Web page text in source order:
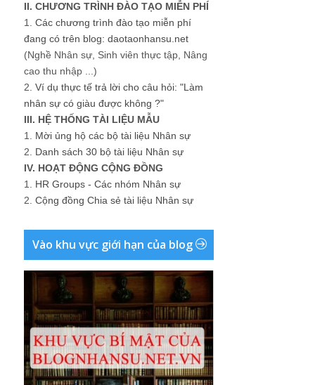
II. CHƯƠNG TRÌNH ĐÀO TẠO MIỄN PHÍ
1. Các chương trình đào tạo miễn phí
đang có trên blog: daotaonhansu.net
(Nghề Nhân sự, Sinh viên thực tập, Nâng
cao thu nhập ...)
2. Ví dụ thực tế trả lời cho câu hỏi: "Làm
nhân sự có giàu được không ?"
III. HỆ THỐNG TÀI LIỆU MẪU
1. Mời ủng hộ các bộ tài liệu Nhân sự
2. Danh sách 30 bộ tài liệu Nhân sự
IV. HOẠT ĐỘNG CỘNG ĐỒNG
1. HR Groups - Các nhóm Nhân sự
2. Cộng đồng Chia sẻ tài liệu Nhân sự
Vào khu vực giới hạn của blog